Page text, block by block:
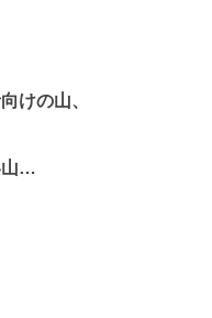
けの山、
山…